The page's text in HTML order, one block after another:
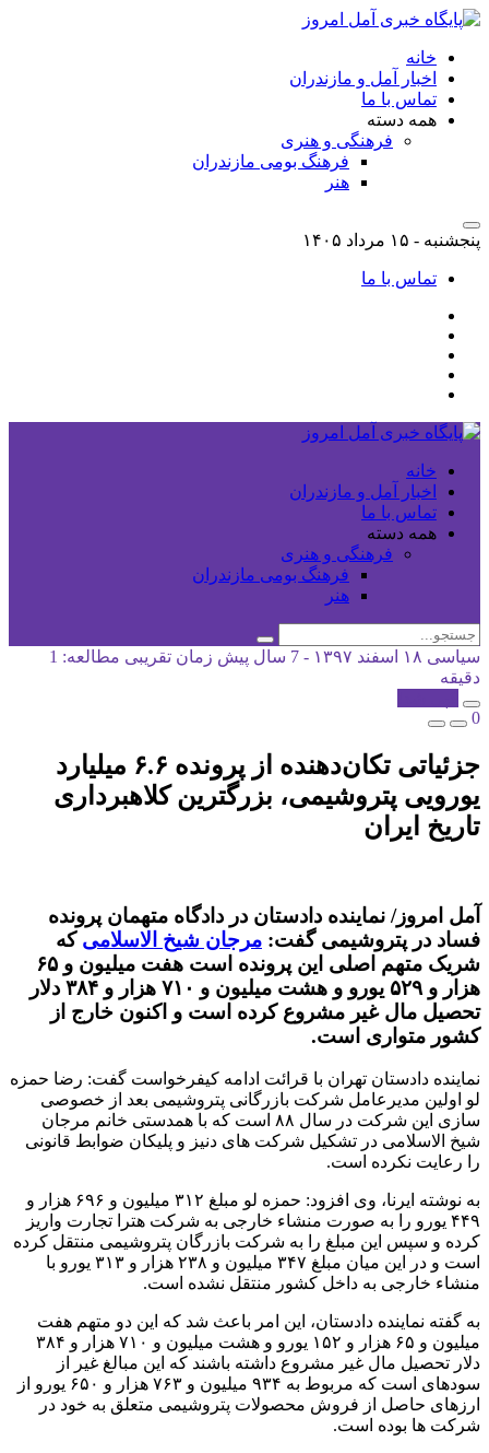
خانه
اخبار آمل و مازندران
تماس با ما
همه دسته
فرهنگی و هنری
فرهنگ بومی مازندران
هنر
پنجشنبه - ۱۵ مرداد ۱۴۰۵
تماس با ما
خانه
اخبار آمل و مازندران
تماس با ما
همه دسته
فرهنگی و هنری
فرهنگ بومی مازندران
هنر
سیاسی ۱۸ اسفند ۱۳۹۷ - 7 سال پیش
زمان تقریبی مطالعه: 1
دقیقه
0
جزئیاتی تکان‌دهنده از پرونده ۶.۶ میلیارد
یورویی پتروشیمی، بزرگترین کلاهبرداری
تاریخ ایران
آمل امروز/ نماینده دادستان در دادگاه متهمان پرونده
فساد در پتروشیمی گفت: مرجان شیخ الاسلامی که
شریک متهم اصلی این پرونده است هفت میلیون و ۶۵
هزار و ۵۲۹ یورو و هشت میلیون و ۷۱۰ هزار و ۳۸۴ دلار
تحصیل مال غیر مشروع کرده است و اکنون خارج از
کشور متواری است.
نماینده دادستان تهران با قرائت ادامه کیفرخواست گفت: رضا حمزه
لو اولین مدیرعامل شرکت بازرگانی پتروشیمی بعد از خصوصی
سازی این شرکت در سال ۸۸ است که با همدستی خانم مرجان
شیخ الاسلامی در تشکیل شرکت های دنیز و پلیکان ضوابط قانونی
را رعایت نکرده است.
به نوشته ایرنا، وی افزود: حمزه لو مبلغ ۳۱۲ میلیون و ۶۹۶ هزار و
۴۴۹ یورو را به صورت منشاء خارجی به شرکت هترا تجارت واریز
کرده و سپس این مبلغ را به شرکت بازرگان پتروشیمی منتقل کرده
است و در این میان مبلغ ۳۴۷ میلیون و ۲۳۸ هزار و ۳۱۳ یورو با
منشاء خارجی به داخل کشور منتقل نشده است.
به گفته نماینده دادستان، این امر باعث شد که این دو متهم هفت
میلیون و ۶۵ هزار و ۱۵۲ یورو و هشت میلیون و ۷۱۰ هزار و ۳۸۴
دلار تحصیل مال غیر مشروع داشته باشند که این مبالغ غیر از
سودهای است که مربوط به ۹۳۴ میلیون و ۷۶۳ هزار و ۶۵۰ یورو از
ارزهای حاصل از فروش محصولات پتروشیمی متعلق به خود در
شرکت ها بوده است.